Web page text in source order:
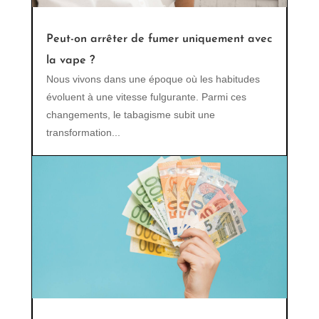
Peut-on arrêter de fumer uniquement avec
la vape ?
Nous vivons dans une époque où les habitudes
évoluent à une vitesse fulgurante. Parmi ces
changements, le tabagisme subit une
transformation...